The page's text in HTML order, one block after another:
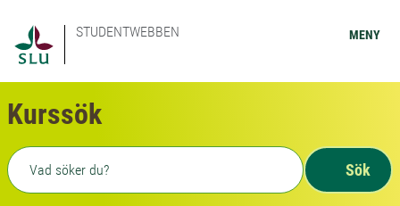
STUDENTWEBBEN MENY
Kurssök
Fritext sökning
Sök